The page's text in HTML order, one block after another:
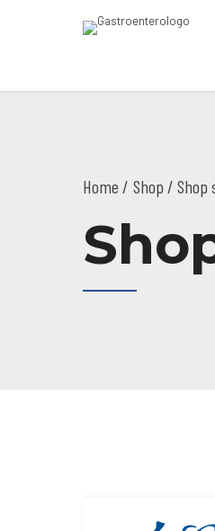
Home Shop / Shop